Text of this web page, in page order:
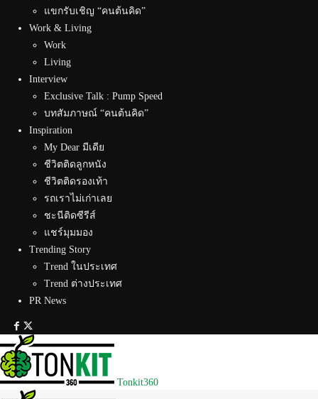
แขกรับเชิญ “คนต้นคิด”
Work & Living
Work
Living
Interview
Exclusive Talk : Pump Speed
บทสัมภาษณ์ “คนต้นคิด”
Inspiration
My Dear มีเดีย
ชีวิตติดลูกหนัง
ชีวิตติดรองเท้า
รถเราไม่เก่าเลย
ชะนีติดซีรีส์
แชร์มุมมอง
Trending Story
Trend ในประเทศ
Trend ต่างประเทศ
PR News
Tonkit360